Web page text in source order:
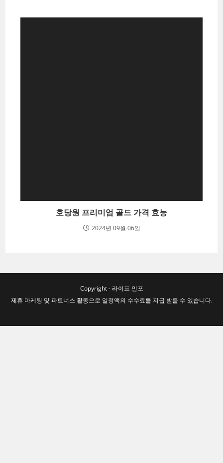
호당원 프리미엄 골드 가격 효능
2024년 09월 06일
Copyright - 라이프 인포
제휴 마케팅 및 파트너스 활동으로 일정액의 수수료를 지급 받을 수 있습니다.